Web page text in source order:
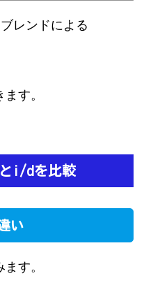
レンドによる
す。
i/dを比較
い
す。